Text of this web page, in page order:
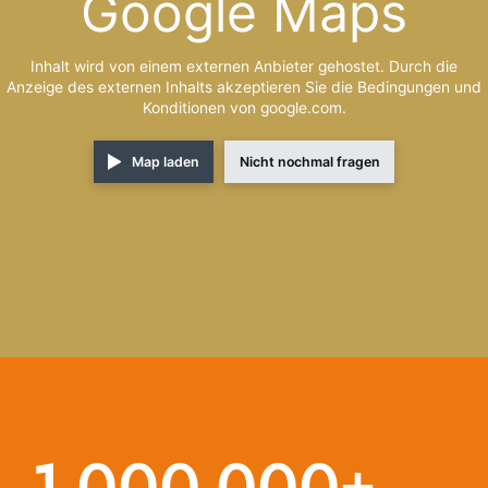
Inhalt wird von einem externen Anbieter gehostet. Durch die
Anzeige des externen Inhalts akzeptieren Sie die Bedingungen und
Konditionen von google.com.
Map laden Nicht nochmal fragen